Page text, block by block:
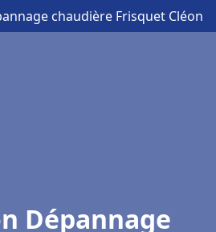
chaudière Frisquet Cléon
Dépannage